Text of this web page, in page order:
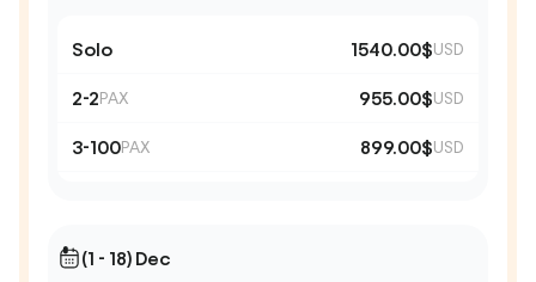
Solo 1540.00$USD
2-2PAX 955.00$USD
3-100PAX 899.00$USD
(1 - 18) Dec